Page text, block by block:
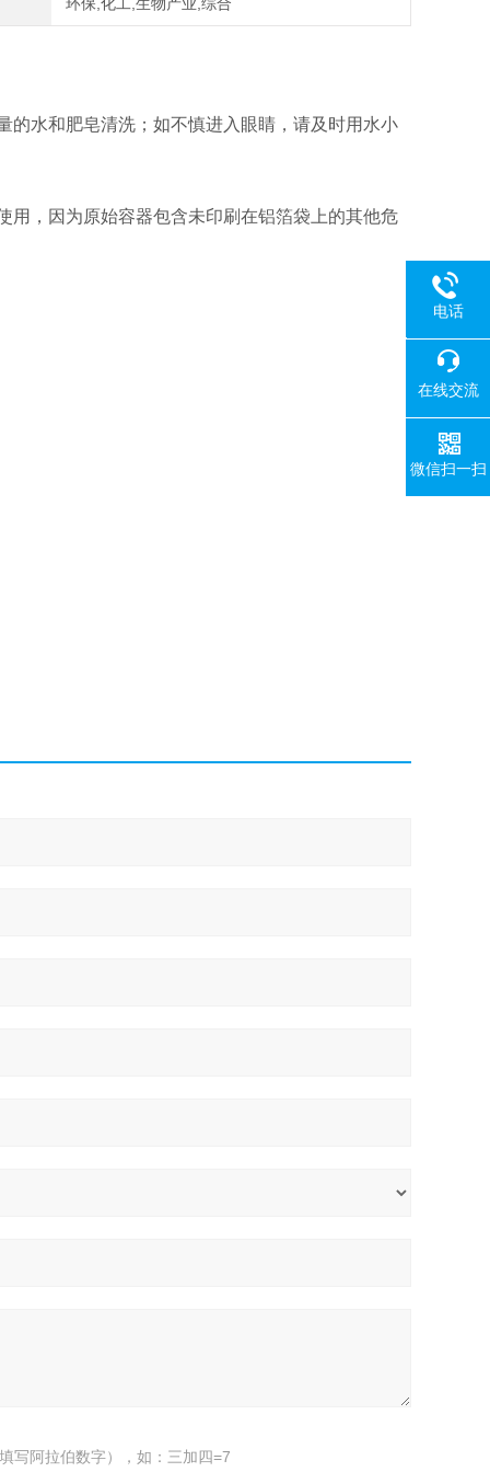
的水和肥皂清洗；如不慎进入眼睛，请及时用水小
用，因为原始容器包含未印刷在铝箔袋上的其他危
写阿拉伯数字），如：三加四=7
电话
400-
在线交流
微信扫一扫